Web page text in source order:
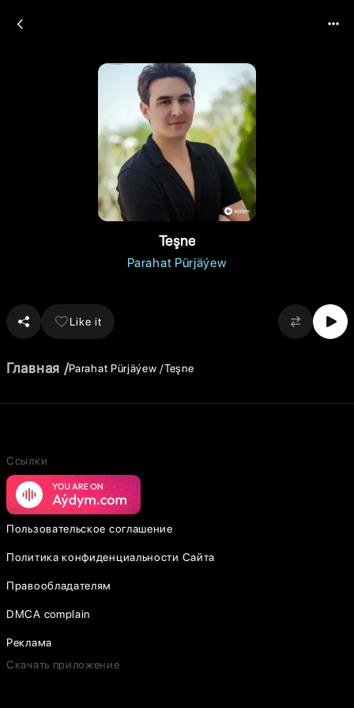
Teşne
Parahat Pürjäýew
Like it
Главная Parahat Pürjäýew Teşne
Ссылки
Пользовательское соглашение
Политика конфиденциальности Сайта
Правообладателям
DMCA complain
Реклама
Скачать приложение